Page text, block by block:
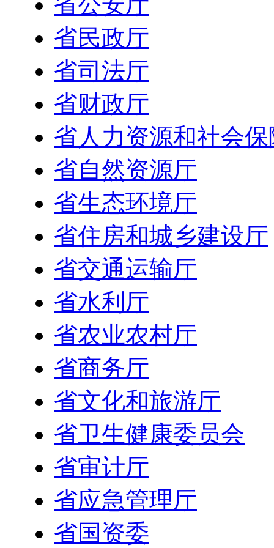
省民政厅
省司法厅
省财政厅
省人力资源和社会
省自然资源厅
省生态环境厅
省住房和城乡建设厅
省交通运输厅
省水利厅
省农业农村厅
省商务厅
省文化和旅游厅
省卫生健康委员会
省审计厅
省应急管理厅
省国资委